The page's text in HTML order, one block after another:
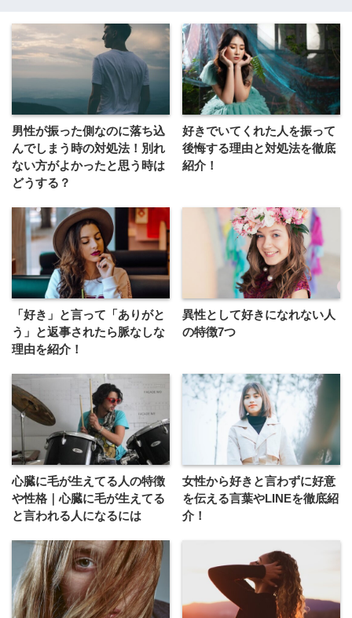
男性が振った側なのに落ち込
んでしまう時の対処法！別れ
ない方がよかったと思う時は
どうする？
好きでいてくれた人を振って
後悔する理由と対処法を徹底
紹介！
「好き」と言って「ありがと
う」と返事されたら脈なしな
理由を紹介！
異性として好きになれない人
の特徴7つ
心臓に毛が生えてる人の特徴
や性格｜心臓に毛が生えてる
と言われる人になるには
女性から好きと言わずに好意
を伝える言葉やLINEを徹底紹
介！